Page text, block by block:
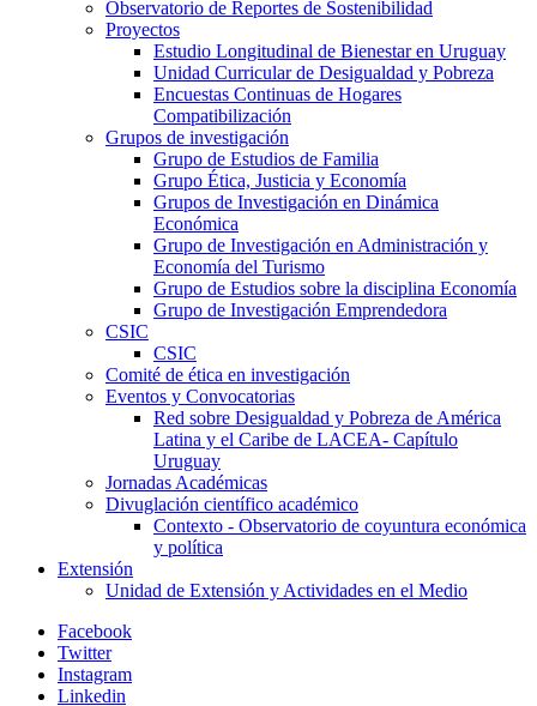
Observatorio de Reportes de Sostenibilidad
Proyectos
Estudio Longitudinal de Bienestar en Uruguay
Unidad Curricular de Desigualdad y Pobreza
Encuestas Continuas de Hogares
Compatibilización
Grupos de investigación
Grupo de Estudios de Familia
Grupo Ética, Justicia y Economía
Grupos de Investigación en Dinámica
Económica
Grupo de Investigación en Administración y
Economía del Turismo
Grupo de Estudios sobre la disciplina Economía
Grupo de Investigación Emprendedora
CSIC
CSIC
Comité de ética en investigación
Eventos y Convocatorias
Red sobre Desigualdad y Pobreza de América
Latina y el Caribe de LACEA- Capítulo
Uruguay
Jornadas Académicas
Divuglación científico académico
Contexto - Observatorio de coyuntura económica
y política
Extensión
Unidad de Extensión y Actividades en el Medio
Facebook
Twitter
Instagram
Linkedin